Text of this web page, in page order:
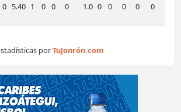
0 5.40 1 0 0 0 1.0 0 0 0 0 0
porTuJonrón.com